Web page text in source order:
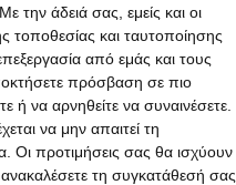
Με την άδειά σας, εμείς και οι
τοποθεσίας και ταυτοποίησης
από εμάς και τους
πρόσβαση σε πιο
ή να αρνηθείτε να συναινέσετε.
να μην απαιτεί τη
Οι προτιμήσεις σας θα ισχύουν
τη συγκατάθεσή σας